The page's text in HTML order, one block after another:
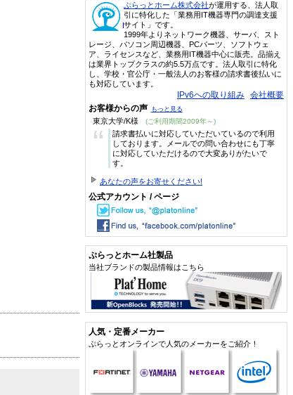
ぷらっとホーム株式会社が運用する、法人取
引に特化した「業務用IT機器専門の調達支援
サイト」です。
1999年よりネットワーク機器、サーバ、スト
レージ、パソコン周辺機器、PCパーツ、ソフトウェ
ア、ライセンスなど、業務用IT機器中心に販売。品揃え
は業界トップクラスの約5.5万点です。法人取引に特化
し、学校・官公庁・一般法人のお客様の請求書後払いに
も対応しています。
IPv6への取り組み 会社概要
お客様からの声 もっと見る
東京大学/K様 (ご利用期間2009年～)
“
請求書払いに対応していただいているので利用
しております。メールでの問い合わせにも丁寧
に対応していただけるので大変ありがたいで
す。
あなたの声をお寄せください!
公式アカウント / ページ
ぷらっとホーム社製品
当社ブランドの製品情報はこちら
人気・定番メーカー
ぷらっとオンラインで人気のメーカーをご紹介！